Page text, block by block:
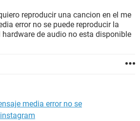
reproducir una cancion en el me
error no se puede reproducir la
de audio no esta disponible
media error no se